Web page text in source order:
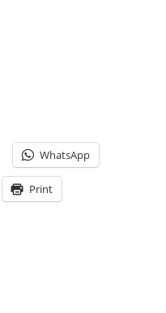
WhatsApp
Print